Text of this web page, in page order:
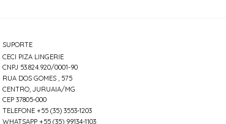
SUPORTE
CECI PIZA LINGERIE
CNPJ 53.824.920/0001-90
RUA DOS GOMES , 575
CENTRO, JURUAIA/MG
CEP 37805-000
TELEFONE +55 (35) 3553-1203
WHATSAPP +55 (35) 99134-1103